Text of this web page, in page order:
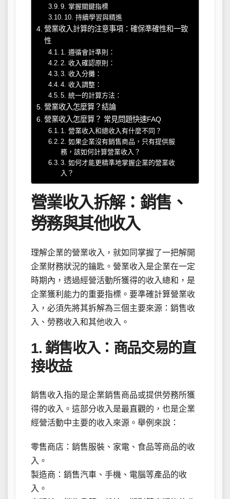
9. 掌握關鍵指標
10. 持續學習與精進
營業收入計算的注意事項：確保準確性和一致
性
1. 遵循會計準則：
2. 收入確認原則：
3. 收入分攤：
4. 收入調整：
5. 統一的計算方法：
營業收入怎麼算？結論
營業收入怎麼算？ 常見問題快速FAQ
1. 營業收入和總收入有什麼不同？
2. 如果企業沒有銷售商品，只有提供服
務，該如何計算營業收入？
3. 如何才能更精準地掌握企業的營業收
入？
營業收入拆解：銷售、
勞務與其他收入
理解企業的營業收入，就如同掌握了一把解開
企業財務狀況的鑰匙。營業收入是企業在一定
時期內，透過經營活動所獲得的收入總和，是
企業獲利能力的重要指標。要準確計算營業收
入，必須先將其拆解為三個主要來源：銷售收
入、勞務收入和其他收入。
1. 銷售收入：商品交易的直
接收益
銷售收入指的是企業銷售商品或提供勞務所獲
得的收入。這部分收入是最直觀的，也是企業
經營活動中主要的收入來源。舉例來說：
零售商店：銷售服裝、家電、食品等商品的收
入。
製造商：銷售汽車、手機、電腦等產品的收
入。